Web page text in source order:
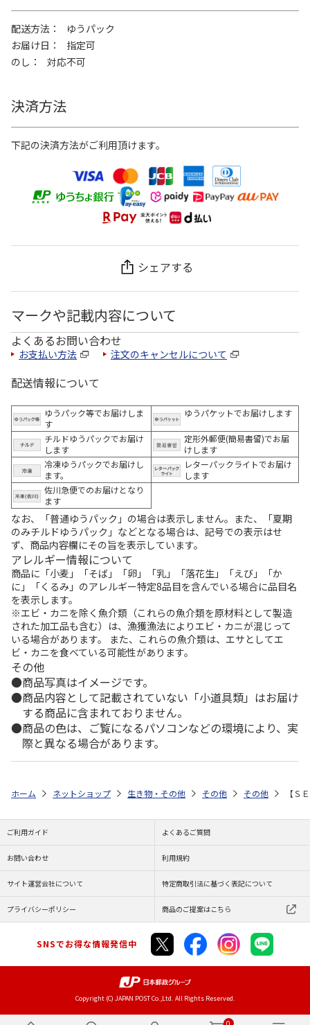
配送方法
ゆうパック
お届け日
指定可
のし
対応不可
決済方法
下記の決済方法がご利用頂けます。
シェアする
マークや記載内容について
よくあるお問い合わせ
お支払い方法 注文のキャンセルについて
配送情報について
ゆうパック等でお届けしま
す
ゆうパケットでお届けします
チルドゆうパックでお届け
します
定形外郵便(簡易書留)でお届
けします
冷凍ゆうパックでお届けし
ます。
レターパックライトでお届け
します
佐川急便でのお届けとなり
ます
なお、「普通ゆうパック」の場合は表示しません。また、「夏期
のみチルドゆうパック」などとなる場合は、記号での表示はせ
ず、商品内容欄にその旨を表示しています。
アレルギー情報について
商品に「小麦」「そば」「卵」「乳」「落花生」「えび」「か
に」「くるみ」のアレルギー特定8品目を含んでいる場合に品目名
を表示します。
※エビ・カニを除く魚介類（これらの魚介類を原材料として製造
された加工品も含む）は、漁獲漁法によりエビ・カニが混じって
いる場合があります。 また、これらの魚介類は、エサとしてエ
ビ・カニを食べている可能性があります。
その他
商品写真はイメージです。
商品内容として記載されていない「小道具類」はお届け
する商品に含まれておりません。
商品の色は、ご覧になるパソコンなどの環境により、実
際と異なる場合があります。
ホーム ネットショップ 生き物・その他 その他 その他 【Ｓ
ご利用ガイド よくあるご質問
お問い合わせ 利用規約
サイト運営会社について 特定商取引法に基づく表記について
プライバシーポリシー 商品のご提案はこちら
SNSでお得な情報発信中
Copyright (C) JAPAN POST Co.,Ltd. All Rights Reserved.